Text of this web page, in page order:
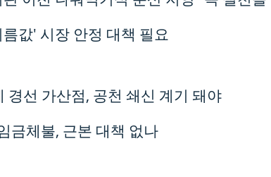
값' 시장 안정 대책 필요
경선 가산점, 공천 쇄신 계기 돼야
금체불, 근본 대책 없나